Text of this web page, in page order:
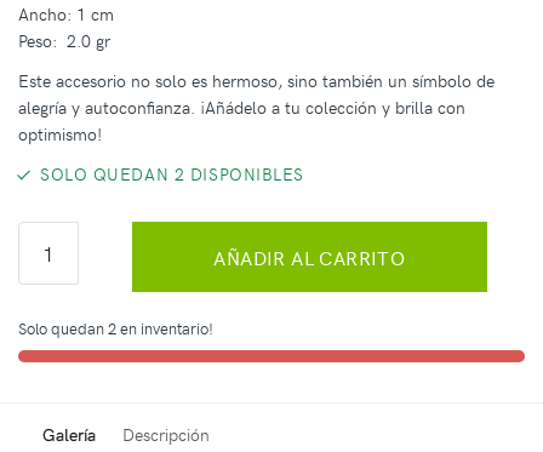
Ancho: 1 cm
Peso: 2.0 gr
Este accesorio no solo es hermoso, sino también un símbolo de
alegría y autoconfianza. ¡Añádelo a tu colección y brilla con
optimismo!
SOLO QUEDAN 2 DISPONIBLES
AÑADIR AL CARRITO
Solo quedan 2 en inventario!
Galería Descripción